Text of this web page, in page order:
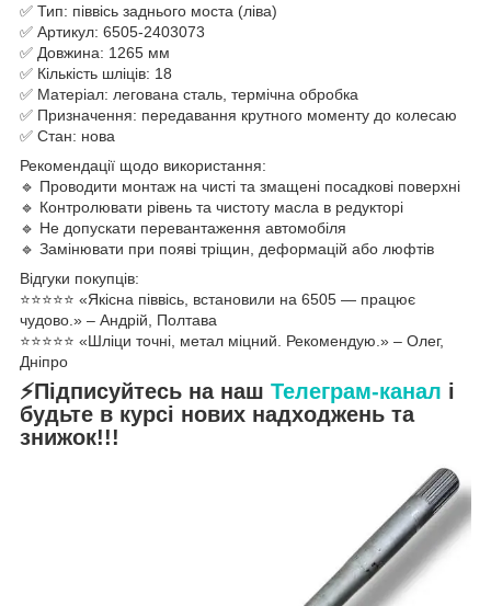
✅ Тип: піввісь заднього моста (ліва)
✅ Артикул: 6505-2403073
✅ Довжина: 1265 мм
✅ Кількість шліців: 18
✅ Матеріал: легована сталь, термічна обробка
✅ Призначення: передавання крутного моменту до колесаю
✅ Стан: нова
Рекомендації щодо використання:
🔹 Проводити монтаж на чисті та змащені посадкові поверхні
🔹 Контролювати рівень та чистоту масла в редукторі
🔹 Не допускати перевантаження автомобіля
🔹 Замінювати при появі тріщин, деформацій або люфтів
Відгуки покупців:
⭐️⭐️⭐️⭐️⭐️ «Якісна піввісь, встановили на 6505 — працює
чудово.» – Андрій, Полтава
⭐️⭐️⭐️⭐️⭐️ «Шліци точні, метал міцний. Рекомендую.» – Олег,
Дніпро
⚡Підписуйтесь на наш Телеграм-канал і
будьте в курсі нових надходжень та
знижок!!!